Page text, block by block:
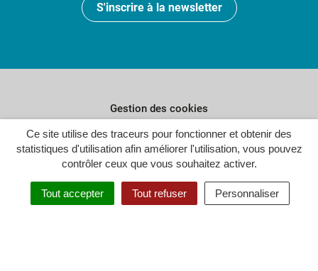
Ce site utilise des traceurs pour fonctionner et obtenir des
statistiques d'utilisation afin améliorer l'utilisation, vous pouvez
contrôler ceux que vous souhaitez activer.
Tout accepter Tout refuser Personnaliser
S'inscrire à la newsletter
Gestion des cookies
Plan du site
Politique de confidentialité
Crédits